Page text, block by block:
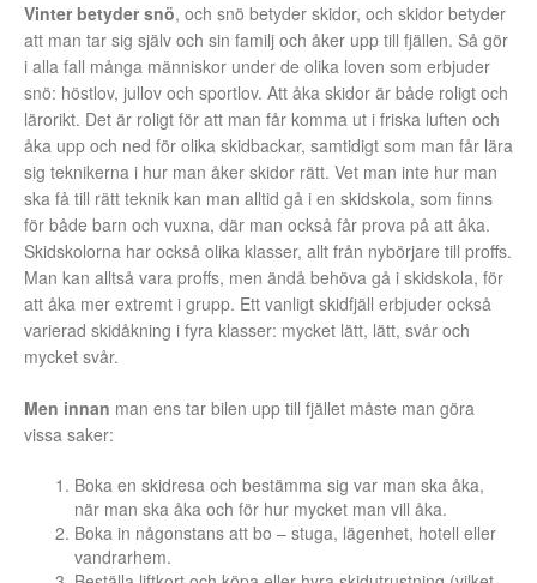
Vinter betyder snö, och snö betyder skidor, och skidor betyder
att man tar sig själv och sin familj och åker upp till fjällen. Så gör
i alla fall många människor under de olika loven som erbjuder
snö: höstlov, jullov och sportlov. Att åka skidor är både roligt och
lärorikt. Det är roligt för att man får komma ut i friska luften och
åka upp och ned för olika skidbackar, samtidigt som man får lära
sig teknikerna i hur man åker skidor rätt. Vet man inte hur man
ska få till rätt teknik kan man alltid gå i en skidskola, som finns
för både barn och vuxna, där man också får prova på att åka.
Skidskolorna har också olika klasser, allt från nybörjare till proffs.
Man kan alltså vara proffs, men ändå behöva gå i skidskola, för
att åka mer extremt i grupp. Ett vanligt skidfjäll erbjuder också
varierad skidåkning i fyra klasser: mycket lätt, lätt, svår och
mycket svår.
Men innan man ens tar bilen upp till fjället måste man göra
vissa saker:
Boka en skidresa och bestämma sig var man ska åka,
när man ska åka och för hur mycket man vill åka.
Boka in någonstans att bo – stuga, lägenhet, hotell eller
vandrarhem.